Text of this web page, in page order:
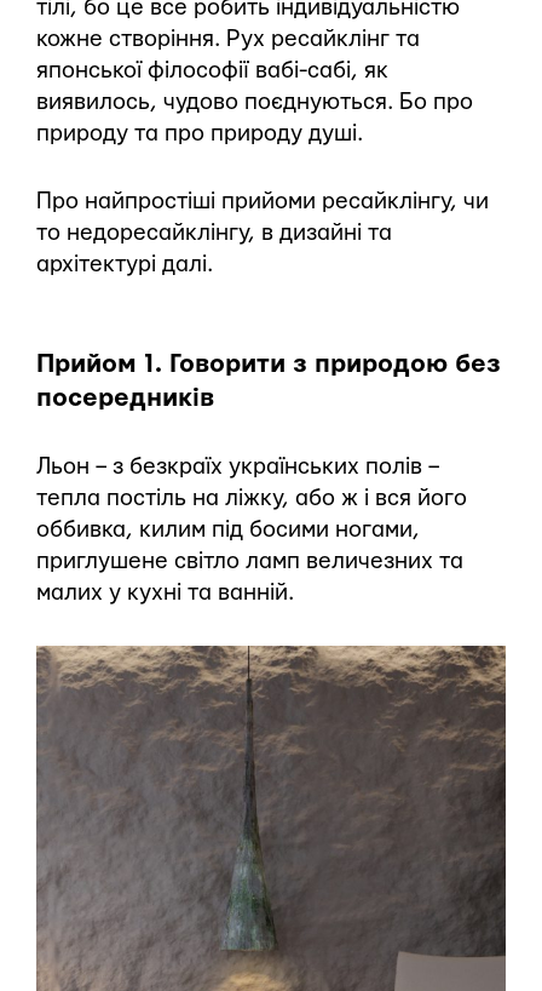
тілі, бо це все робить індивідуальністю
кожне створіння. Рух ресайклінг та
японської філософії вабі-сабі, як
виявилось, чудово поєднуються. Бо про
природу та про природу душі.
Про найпростіші прийоми ресайклінгу, чи
то недоресайклінгу, в дизайні та
архітектурі далі.
Прийом 1. Говорити з природою без
посередників
Льон – з безкраїх українських полів –
тепла постіль на ліжку, або ж і вся його
оббивка, килим під босими ногами,
приглушене світло ламп величезних та
малих у кухні та ванній.